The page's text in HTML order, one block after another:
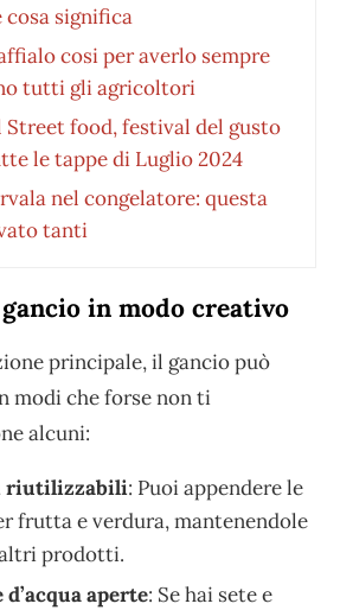
cosa significa
cosi per averlo sempre
tutti gli agricoltori
food, festival del gusto
le tappe di Luglio 2024
nel congelatore: questa
tanti
in modo creativo
principale, il gancio può
modi che forse non ti
alcuni:
riutilizzabili: Puoi appendere le
frutta e verdura, mantenendole
prodotti.
aperte: Se hai sete e